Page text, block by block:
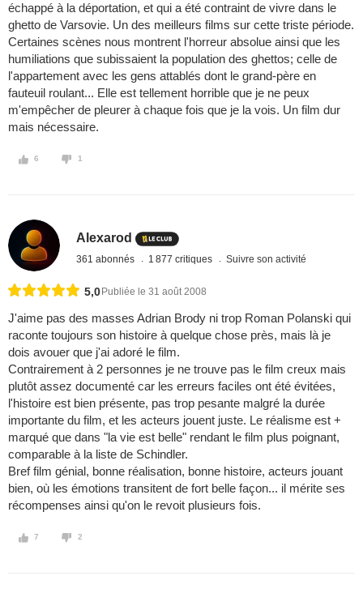
échappé à la déportation, et qui a été contraint de vivre dans le
ghetto de Varsovie. Un des meilleurs films sur cette triste période.
Certaines scènes nous montrent l'horreur absolue ainsi que les
humiliations que subissaient la population des ghettos; celle de
l'appartement avec les gens attablés dont le grand-père en
fauteuil roulant... Elle est tellement horrible que je ne peux
m'empêcher de pleurer à chaque fois que je la vois. Un film dur
mais nécessaire.
6 1
Alexarod
361 abonnés 1 877 critiques Suivre son activité
5,0 Publiée le 31 août 2008
J'aime pas des masses Adrian Brody ni trop Roman Polanski qui
raconte toujours son histoire à quelque chose près, mais là je
dois avouer que j'ai adoré le film.
Contrairement à 2 personnes je ne trouve pas le film creux mais
plutôt assez documenté car les erreurs faciles ont été évitées,
l'histoire est bien présente, pas trop pesante malgré la durée
importante du film, et les acteurs jouent juste. Le réalisme est +
marqué que dans "la vie est belle" rendant le film plus poignant,
comparable à la liste de Schindler.
Bref film génial, bonne réalisation, bonne histoire, acteurs jouant
bien, où les émotions transitent de fort belle façon... il mérite ses
récompenses ainsi qu'on le revoit plusieurs fois.
7 2